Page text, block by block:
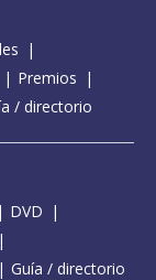
Premios
/ directorio
DVD
Guía / directorio